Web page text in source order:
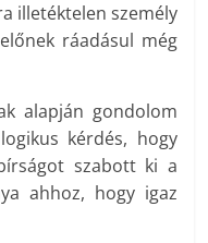
illetéktelen személy
ráadásul még
alapján gondolom
kérdés, hogy
szabott ki a
ahhoz, hogy igaz